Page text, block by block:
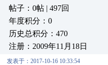
帖子：0帖 | 497回
年度积分：0
历史总积分：470
注册：2009年11月18日
发表于：2017-10-16 10:33:54